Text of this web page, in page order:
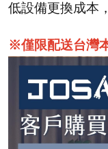
低設備更換成本
※僅限配送台灣